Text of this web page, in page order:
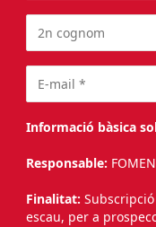
Informació bàsica
Responsable:
Finalitat:
escau, per a